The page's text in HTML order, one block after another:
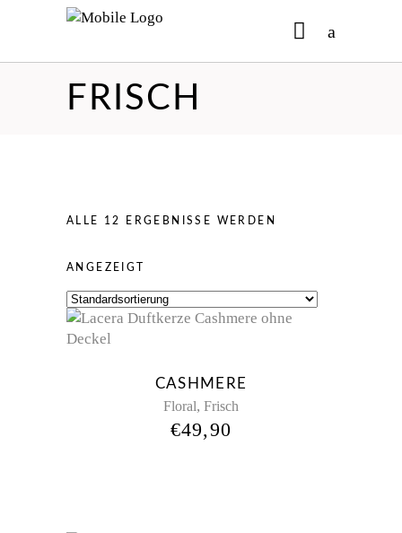
No products in the cart.
FRISCH
ALLE 12 ERGEBNISSE WERDEN
ANGEZEIGT
CASHMERE
Floral, Frisch
€49,90